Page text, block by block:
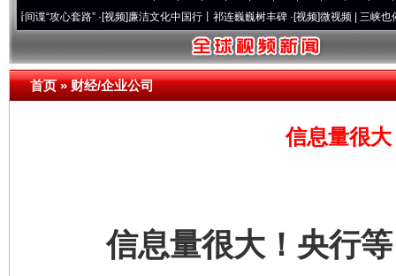
心套路”·[视频]廉洁文化中国行丨祁连巍巍树丰碑·[视频]微视频 | 三峡也催生？揭秘
首页»财经/企业公司
信息量很
信息量很大！央行等